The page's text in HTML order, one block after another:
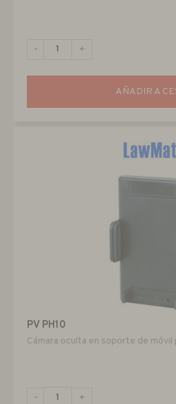
- +
AÑADIR A
PV PH10
Cámara oculta en soporte de móvil
- +